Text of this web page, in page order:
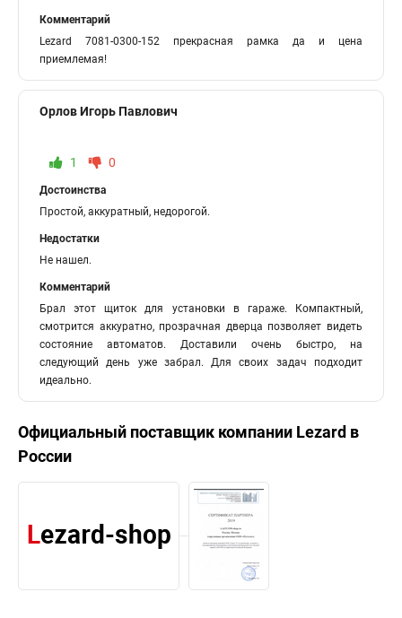
Комментарий
Lezard 7081-0300-152 прекрасная рамка да и цена
приемлемая!
Орлов Игорь Павлович
1 0
Достоинства
Простой, аккуратный, недорогой.
Недостатки
Не нашел.
Комментарий
Брал этот щиток для установки в гараже. Компактный,
смотрится аккуратно, прозрачная дверца позволяет видеть
состояние автоматов. Доставили очень быстро, на
следующий день уже забрал. Для своих задач подходит
идеально.
Официальный поставщик компании Lezard в
России